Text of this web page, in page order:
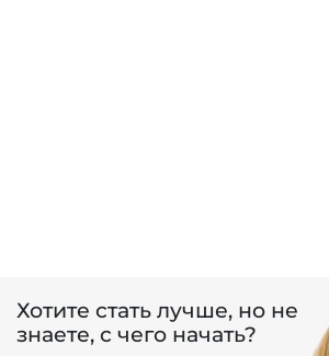
Хотите стать лучше, но не
знаете, с чего начать?